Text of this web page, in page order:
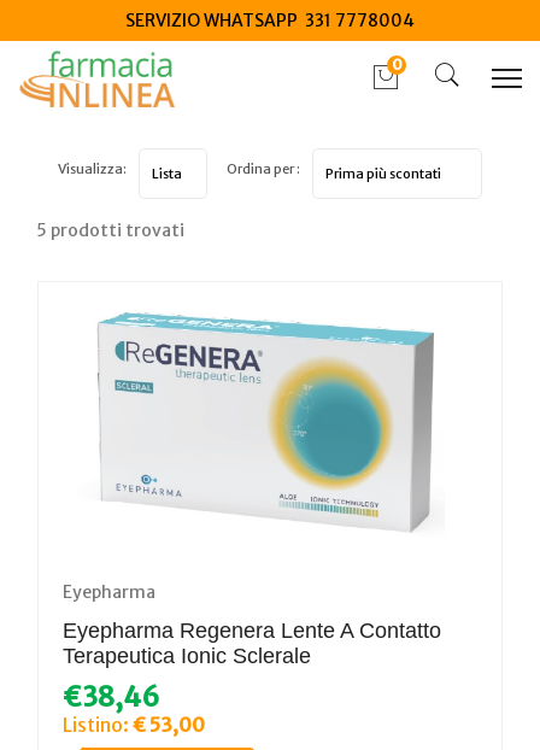
SERVIZIO WHATSAPP 331 7778004
0
5 prodotti trovati
Visualizza: Ordina per :
Eyepharma
Eyepharma Regenera Lente A Contatto
Terapeutica Ionic Sclerale
€38,46
Listino: € 53,00